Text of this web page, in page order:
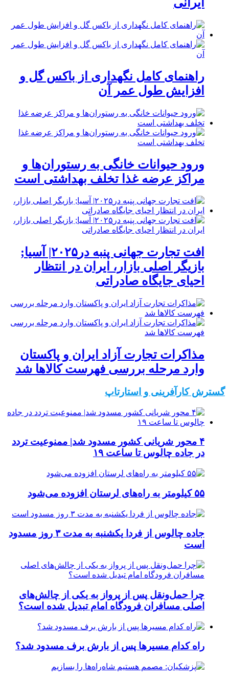
راهنمای کامل نگهداری از باکس گل و
افزایش طول عمر آن
ورود حیوانات خانگی به رستوران‌ها و
مراکز عرضه غذا تخلف بهداشتی است
افت تجارت جهانی پنبه در۲۰۲۵| آسیا;
بازیگر اصلی بازار، ایران در انتظار
احیای جایگاه صادراتی
مذاکرات تجارت آزاد ایران و پاکستان
وارد مرحله بررسی فهرست کالاها شد
گسترش کارآفرینی و استارتاپ
۴ محور شریانی کشور مسدود شد| ممنوعیت تردد
در جاده چالوس تا ساعت ۱۹
۵۵ کیلومتر به راه‌های لرستان افزوده می‌شود
جاده چالوس از فردا یکشنبه به مدت ۳ روز مسدود
است
چرا حمل‌ونقل پس از پرواز به یکی از چالش‌های
اصلی مسافران فرودگاه امام تبدیل شده است؟
راه کدام مسیرها پس از بارش برف مسدود شد؟